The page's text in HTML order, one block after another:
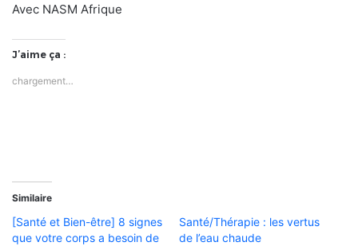
Avec NASM Afrique
J’aime ça :
chargement…
Similaire
[Santé et Bien-être] 8 signes
que votre corps a besoin de
Santé/Thérapie : les vertus
de l’eau chaude